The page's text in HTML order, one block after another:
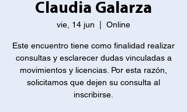
Claudia Galarza
vie, 14 jun Online
Este encuentro tiene como finalidad realizar
consultas y esclarecer dudas vinculadas a
movimientos y licencias. Por esta razón,
solicitamos que dejen su consulta al
inscribirse.